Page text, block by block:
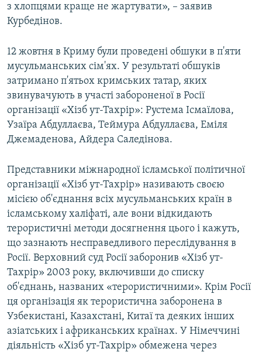
з хлопцями краще не жартувати», – заявив
Курбедінов.
12 жовтня в Криму були проведені обшуки в п'яти
мусульманських сім'ях. У результаті обшуків
затримано п'ятьох кримських татар, яких
звинувачують в участі забороненої в Росії
організації «Хізб ут-Тахрір»: Рустема Ісмаїлова,
Узаїра Абдуллаєва, Теймура Абдуллаєва, Еміля
Джемаденова, Айдера Саледінова.
Представники міжнародної ісламської політичної
організації «Хізб ут-Тахрір» називають своєю
місією об'єднання всіх мусульманських країн в
ісламському халіфаті, але вони відкидають
терористичні методи досягнення цього і кажуть,
що зазнають несправедливого переслідування в
Росії. Верховний суд Росії заборонив «Хізб ут-
Тахрір» 2003 року, включивши до списку
об'єднань, названих «терористичними». Крім Росії
ця організація як терористична заборонена в
Узбекистані, Казахстані, Китаї та деяких інших
азіатських і африканських країнах. У Німеччині
діяльність «Хізб ут-Тахрір» обмежена через